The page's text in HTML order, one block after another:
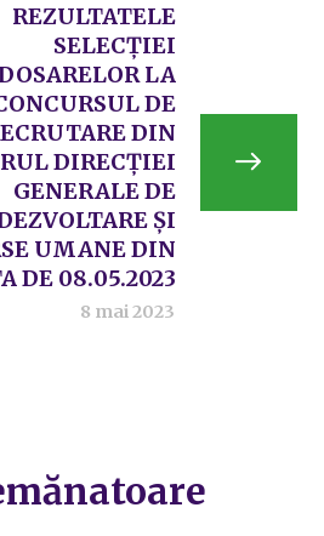
REZULTATELE
SELECȚIEI
LA
DE
DIN
DIRECȚIEI
GENERALE DE
ȘI
UMANE DIN
DE 08.05.2023
8 mai 2023